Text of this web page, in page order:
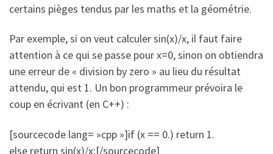
certains pièges tendus par les maths et la géométrie.
Par exemple, si on veut calculer sin(x)/x, il faut faire
attention à ce qui se passe pour x=0, sinon on obtiendra
une erreur de « division by zero » au lieu du résultat
attendu, qui est 1. Un bon programmeur prévoira le
coup en écrivant (en C++) :
[sourcecode lang= »cpp »]if (x == 0.) return 1.
else return sin(x)/x;[/sourcecode]